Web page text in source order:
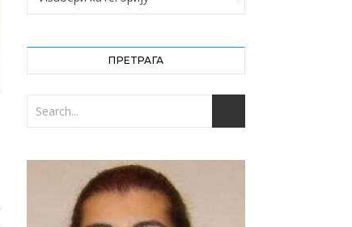
ПРЕТРАГА